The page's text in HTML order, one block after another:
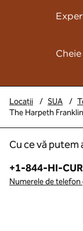
Locații / SUA /
The Harpeth
Cu ce vă putem
Telefon:
+1-844-HI-
Numerele de telefon